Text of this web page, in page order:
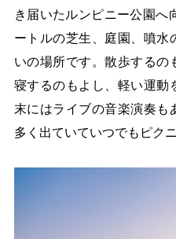
き届いたルンピニー公園へ
ートルの芝生、庭園、噴水
いの場所です。散歩するの
寝するのもよし、軽い運動
末にはライブの音楽演奏も
多く出ていていつでもピク